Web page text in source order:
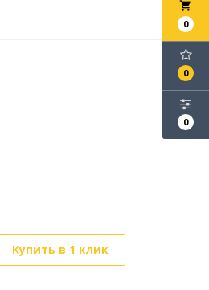
local_grocery_store
0
0
0
Купить в 1 клик